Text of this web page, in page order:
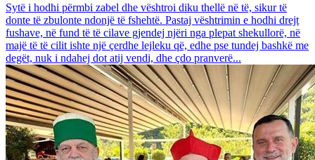
Sytë i hodhi përmbi zabel dhe vështroi diku thellë në të, sikur të
donte të zbulonte ndonjë të fshehtë. Pastaj vështrimin e hodhi drejt
fushave, në fund të të cilave gjendej njëri nga plepat shekullorë, në
majë të të cilit ishte një çerdhe lejleku që, edhe pse tundej bashkë me
degët, nuk i ndahej dot atij vendi, dhe çdo pranverë...